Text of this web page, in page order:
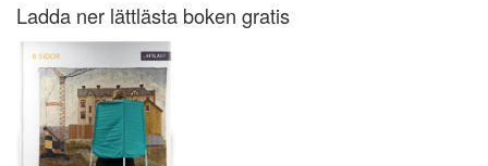
Ladda ner lättlästa boken gratis